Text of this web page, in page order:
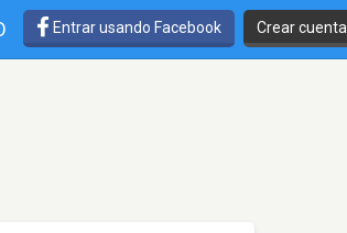
Entrar usando Facebook Crear cuenta